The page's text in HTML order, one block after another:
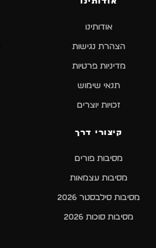
אודותינו
הצהרת נגישות
מדיניות פרטיות
תנאי שימוש
זכויות יוצרים
קיצורי דרך
מסיבות פורים
מסיבות עצמאות
מסיבות סילבסטר 2026
מסיבות סוכות 2026